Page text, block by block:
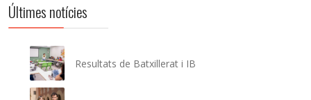
Últimes notícies
Resultats de Batxillerat i IB